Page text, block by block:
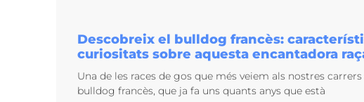
Descobreix el bulldog francès:
curiositats sobre aquesta encantadora
Una de les races de gos que més veiem als nostres carrers
bulldog francès, que ja fa uns quants anys que està